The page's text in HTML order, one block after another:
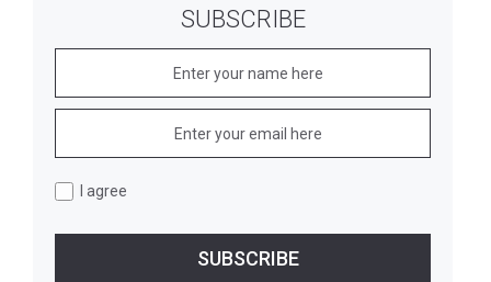
SUBSCRIBE
I agree